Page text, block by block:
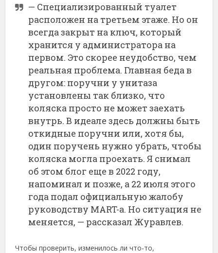
— Специализированный туалет
расположен на третьем этаже. Но он
всегда закрыт на ключ, который
хранится у администратора на
первом. Это скорее неудобство, чем
реальная проблема. Главная беда в
другом: поручни у унитаза
установлены так близко, что
коляска просто не может заехать
внутрь. В идеале здесь должны быть
откидные поручни или, хотя бы,
один поручень нужно убрать, чтобы
коляска могла проехать. Я снимал
об этом блог еще в 2022 году,
напоминал и позже, а 22 июля этого
года подал официальную жалобу
руководству MART-а. Но ситуация не
меняется, — рассказал Журавлев.
Чтобы проверить, изменилось ли что-то,